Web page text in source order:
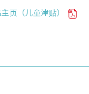
页（儿童津贴）